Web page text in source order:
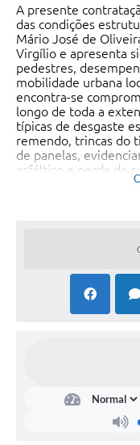
A presente
das condições
Mário José de
Virgílio e apresenta
pedestres,
mobilidade urbana
encontra-se
longo de toda a
típicas de desgaste
remendo, trincas do
de panelas,
asfáltico e perda de
Tais manifestações
inferiores do
períodos chuvosos,
proximidade com o
acúmulo de água
ampliando os
riscos de acidentes,
específico com vistas
concluindo-se pela
recapeamento
preparatórias